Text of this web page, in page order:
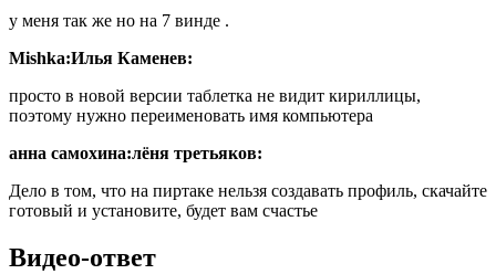
у меня так же но на 7 винде .
Mishka:Илья Каменев:
просто в новой версии таблетка не видит кириллицы,
поэтому нужно переименовать имя компьютера
анна самохина:лёня третьяков:
Дело в том, что на пиртаке нельзя создавать профиль, скачайте
готовый и установите, будет вам счастье
Видео-ответ